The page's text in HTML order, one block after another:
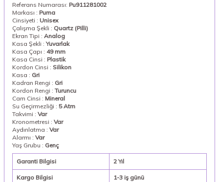
Referans Numarası: Pu911281002
Markası : Puma
Cinsiyeti : Unisex
Çalışma Şekli : Quartz (Pilli)
Ekran Tipi : Analog
Kasa Şekli :Yuvarlak
Kasa Çapı : 49 mm
Kasa Cinsi : Plastik
Kordon Cinsi : Silikon
Kasa : Gri
Kadran Rengi : Gri
Kordon Rengi : Turuncu
Cam Cinsi : Mineral
Su Geçirmezliği : 5 Atm
Takvimi : Var
Kronometresi : Var
Aydınlatma : Var
Alarmı : Var
Yaş Grubu : Genç
Garanti Bilgisi 2 Yıl
Kargo Bilgisi 1-3 iş günü